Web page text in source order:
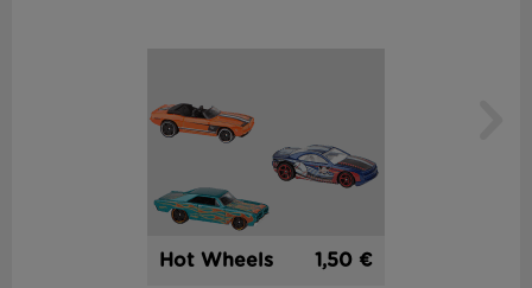
Hot Wheels 1,50 €